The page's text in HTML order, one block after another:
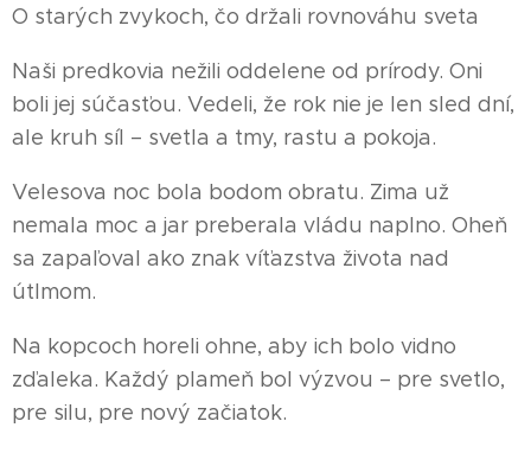
O starých zvykoch, čo držali rovnováhu sveta
Naši predkovia nežili oddelene od prírody. Oni
boli jej súčasťou. Vedeli, že rok nie je len sled dní,
ale kruh síl – svetla a tmy, rastu a pokoja.
Velesova noc bola bodom obratu. Zima už
nemala moc a jar preberala vládu naplno. Oheň
sa zapaľoval ako znak víťazstva života nad
útlmom.
Na kopcoch horeli ohne, aby ich bolo vidno
zďaleka. Každý plameň bol výzvou – pre svetlo,
pre silu, pre nový začiatok.